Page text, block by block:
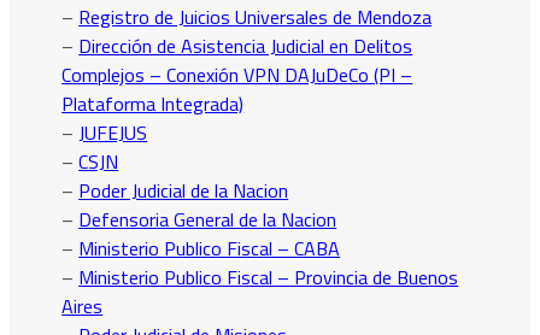
– Registro de Juicios Universales de Mendoza
– Dirección de Asistencia Judicial en Delitos
Complejos – Conexión VPN DAJuDeCo (PI –
Plataforma Integrada)
–JUFEJUS
–CSJN
– Poder Judicial de la Nacion
– Defensoria General de la Nacion
– Ministerio Publico Fiscal – CABA
– Ministerio Publico Fiscal – Provincia de Buenos
Aires